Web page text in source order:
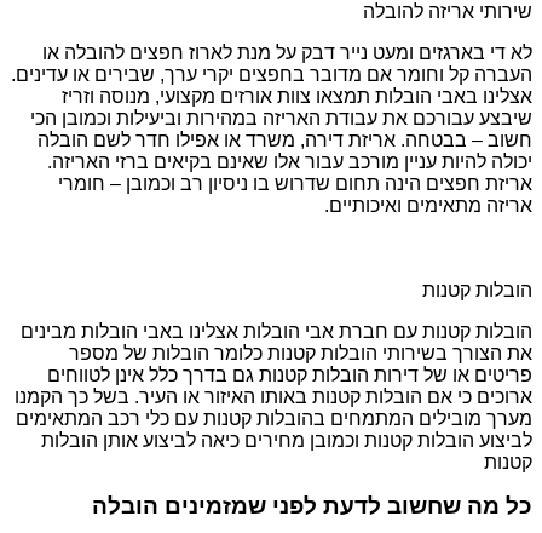
שירותי אריזה להובלה
לא די בארגזים ומעט נייר דבק על מנת לארוז חפצים להובלה או
העברה קל וחומר אם מדובר בחפצים יקרי ערך, שבירים או עדינים.
אצלינו באבי הובלות תמצאו צוות אורזים מקצועי, מנוסה וזריז
שיבצע עבורכם את עבודת האריזה במהירות וביעילות וכמובן הכי
חשוב – בבטחה. אריזת דירה, משרד או אפילו חדר לשם הובלה
יכולה להיות עניין מורכב עבור אלו שאינם בקיאים ברזי האריזה.
אריזת חפצים הינה תחום שדרוש בו ניסיון רב וכמובן – חומרי
אריזה מתאימים ואיכותיים.
הובלות קטנות
הובלות קטנות עם חברת אבי הובלות אצלינו באבי הובלות מבינים
את הצורך בשירותי הובלות קטנות כלומר הובלות של מספר
פריטים או של דירות הובלות קטנות גם בדרך כלל אינן לטווחים
ארוכים כי אם הובלות קטנות באותו האיזור או העיר. בשל כך הקמנו
מערך מובילים המתמחים בהובלות קטנות עם כלי רכב המתאימים
לביצוע הובלות קטנות וכמובן מחירים כיאה לביצוע אותן הובלות
קטנות
כל מה שחשוב לדעת לפני שמזמינים הובלה